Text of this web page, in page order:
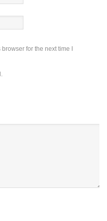
for the next time I